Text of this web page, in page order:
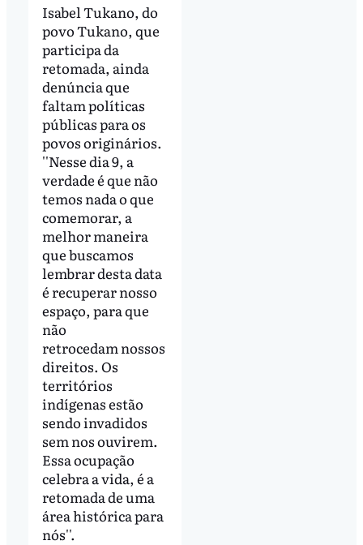
Isabel Tukano, do
povo Tukano, que
participa da
retomada, ainda
denúncia que
faltam políticas
públicas para os
povos originários.
''Nesse dia 9, a
verdade é que não
temos nada o que
comemorar, a
melhor maneira
que buscamos
lembrar desta data
é recuperar nosso
espaço, para que
não
retrocedam nossos
direitos. Os
territórios
indígenas estão
sendo invadidos
sem nos ouvirem.
Essa ocupação
celebra a vida, é a
retomada de uma
área histórica para
nós''.